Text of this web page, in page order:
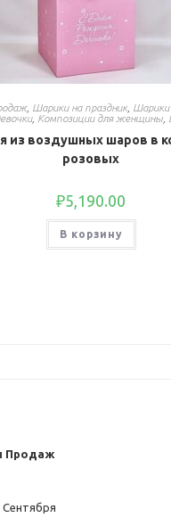
, Шарики на праздник, Шарики
, Композиции для женщины
из воздушных шаров в
розовых
₽5,190.00
В корзину
Продаж